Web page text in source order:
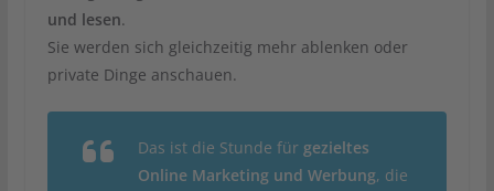
und lesen.
Sie werden sich gleichzeitig mehr ablenken oder
private Dinge anschauen.
Das ist die Stunde für gezieltes
Online Marketing und Werbung, die